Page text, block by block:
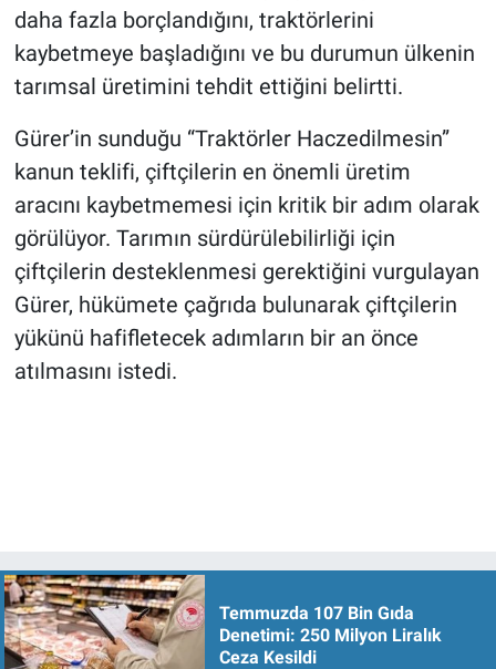
daha fazla borçlandığını, traktörlerini
kaybetmeye başladığını ve bu durumun ülkenin
tarımsal üretimini tehdit ettiğini belirtti.
Gürer’in sunduğu “Traktörler Haczedilmesin”
kanun teklifi, çiftçilerin en önemli üretim
aracını kaybetmemesi için kritik bir adım olarak
görülüyor. Tarımın sürdürülebilirliği için
çiftçilerin desteklenmesi gerektiğini vurgulayan
Gürer, hükümete çağrıda bulunarak çiftçilerin
yükünü hafifletecek adımların bir an önce
atılmasını istedi.
Temmuzda 107 Bin Gıda
Denetimi: 250 Milyon Liralık
Ceza Kesildi